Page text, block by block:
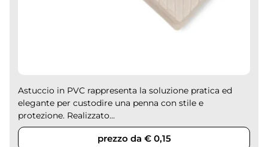
Astuccio in PVC rappresenta la soluzione pratica ed
elegante per custodire una penna con stile e
protezione. Realizzato...
prezzo da € 0,15